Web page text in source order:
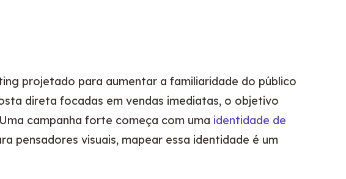
projetado para aumentar a familiaridade do público
direta focadas em vendas imediatas, o objetivo
campanha forte começa com uma identidade de
pensadores visuais, mapear essa identidade é um